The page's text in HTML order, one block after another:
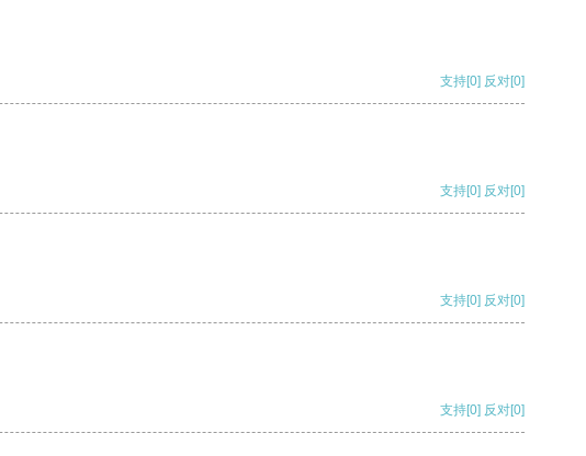
支持[0] 反对[0]
支持[0] 反对[0]
支持[0] 反对[0]
支持[0] 反对[0]